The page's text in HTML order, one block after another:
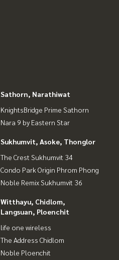
Sathorn, Narathiwat
KnightsBridge Prime Sathorn
Nara 9 by Eastern Star
Sukhumvit, Asoke, Thonglor
The Crest Sukhumvit 34
Condo Park Origin Phrom Phong
Noble Remix Sukhumvit 36
Witthayu, Chidlom,
Langsuan, Ploenchit
life one wireless
The Address Chidlom
Noble Ploenchit